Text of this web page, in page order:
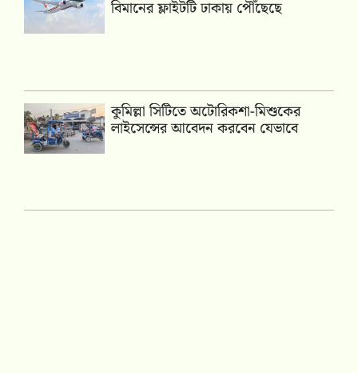
বিমানের ফ্লাইটটি ঢাকায় পৌঁছেছে
কুমিল্লা সিটিতে অটোরিকশা-মিশুকের
লাইসেন্সের আবেদন করবেন যেভাবে